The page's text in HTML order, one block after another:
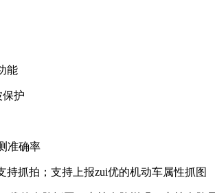
能
护
准确率
抓拍；支持上报zui优的机动车属性抓图